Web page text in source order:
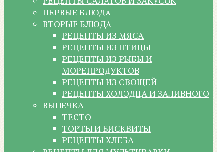
ПЕРВЫЕ БЛЮДА
ВТОРЫЕ БЛЮДА
РЕЦЕПТЫ ИЗ МЯСА
РЕЦЕПТЫ ИЗ ПТИЦЫ
РЕЦЕПТЫ ИЗ РЫБЫ И
МОРЕПРОДУКТОВ
РЕЦЕПТЫ ИЗ ОВОЩЕЙ
РЕЦЕПТЫ ХОЛОДЦА И ЗАЛИВНОГО
ВЫПЕЧКА
ТЕСТО
ТОРТЫ И БИСКВИТЫ
РЕЦЕПТЫ ХЛЕБА